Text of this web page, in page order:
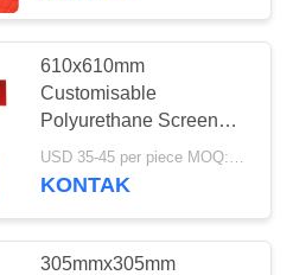
610x610mm
Customisable
Polyurethane Screen
Mesh untuk Dewatering
Efisiensi Tinggi dan
USD 35-45 per piece MOQ:10 buah
KONTAK
305mmx305mm